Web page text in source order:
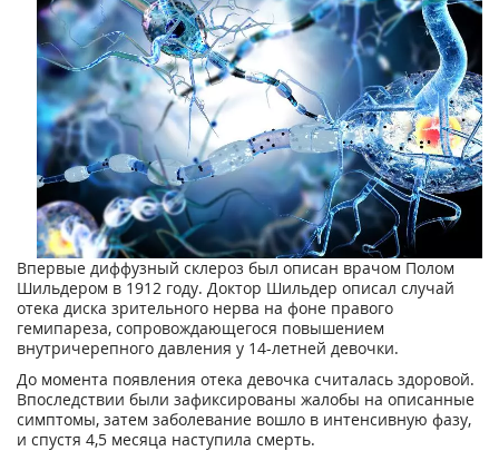
Впервые диффузный склероз был описан врачом Полом
Шильдером в 1912 году. Доктор Шильдер описал случай
отека диска зрительного нерва на фоне правого
гемипареза, сопровождающегося повышением
внутричерепного давления у 14-летней девочки.
До момента появления отека девочка считалась здоровой.
Впоследствии были зафиксированы жалобы на описанные
симптомы, затем заболевание вошло в интенсивную фазу,
и спустя 4,5 месяца наступила смерть.